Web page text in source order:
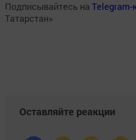
Подписывайтесь на Telegram-
Татарстан»
Оставляйте реакции